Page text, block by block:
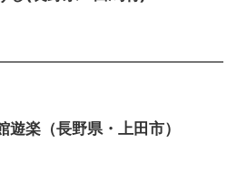
遊楽（長野県・上田市）